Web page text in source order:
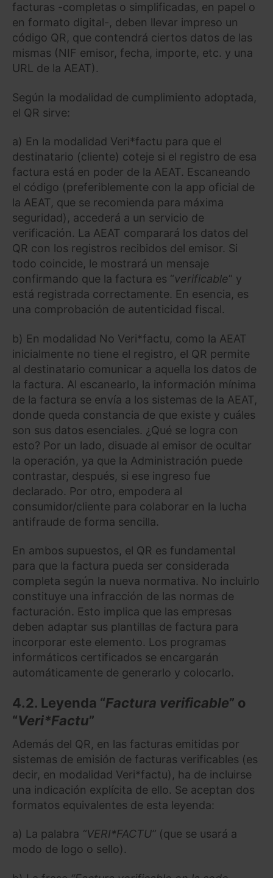
facturas -completas o simplificadas, en papel o
en formato digital-, deben llevar impreso un
código QR, que contendrá ciertos datos de las
mismas (NIF emisor, fecha, importe, etc. y una
URL de la AEAT).
Según la modalidad de cumplimiento adoptada,
el QR sirve:
a) En la modalidad Veri*factu para que el
destinatario (cliente) coteje si el registro de esa
factura está en poder de la AEAT. Escaneando
el código (preferiblemente con la app oficial de
la AEAT, que se recomienda para máxima
seguridad), accederá a un servicio de
verificación. La AEAT comparará los datos del
QR con los registros recibidos del emisor. Si
todo coincide, le mostrará un mensaje
confirmando que la factura es “verificable” y
está registrada correctamente. En esencia, es
una comprobación de autenticidad fiscal.
b) En modalidad No Veri*factu, como la AEAT
inicialmente no tiene el registro, el QR permite
al destinatario comunicar a aquella los datos de
la factura. Al escanearlo, la información mínima
de la factura se envía a los sistemas de la AEAT,
donde queda constancia de que existe y cuáles
son sus datos esenciales. ¿Qué se logra con
esto? Por un lado, disuade al emisor de ocultar
la operación, ya que la Administración puede
contrastar, después, si ese ingreso fue
declarado. Por otro, empodera al
consumidor/cliente para colaborar en la lucha
antifraude de forma sencilla.
En ambos supuestos, el QR es fundamental
para que la factura pueda ser considerada
completa según la nueva normativa. No incluirlo
constituye una infracción de las normas de
facturación. Esto implica que las empresas
deben adaptar sus plantillas de factura para
incorporar este elemento. Los programas
informáticos certificados se encargarán
automáticamente de generarlo y colocarlo.
4.2. Leyenda “Factura verificable” o
“Veri*Factu”
Además del QR, en las facturas emitidas por
sistemas de emisión de facturas verificables (es
decir, en modalidad Veri*factu), ha de incluirse
una indicación explícita de ello. Se aceptan dos
formatos equivalentes de esta leyenda:
a) La palabra “VERI*FACTU” (que se usará a
modo de logo o sello).